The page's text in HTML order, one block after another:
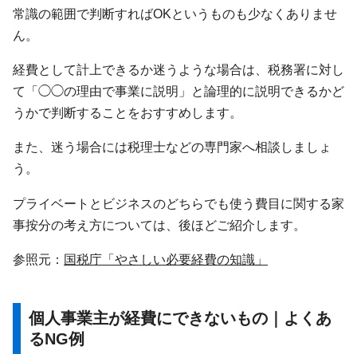
常識の範囲で判断すればOKというものも少なくありませ
ん。
経費として計上できるか迷うような場合は、税務署に対し
て「◯◯の理由で事業に説明」と論理的に説明できるかど
うかで判断することをおすすめします。
また、迷う場合には税理士などの専門家へ相談しましょ
う。
プライベートとビジネスのどちらでも使う費目に関する家
事按分の考え方については、後ほどご紹介します。
参照元： 国税庁「やさしい必要経費の知識」
個人事業主が経費にできないもの｜よくあ
るNG例